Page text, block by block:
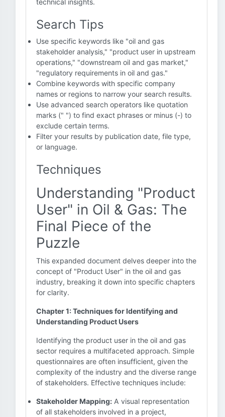
technical insights.
Search Tips
Use specific keywords like "oil and gas
stakeholder analysis," "product user in upstream
operations," "downstream oil and gas market,"
"regulatory requirements in oil and gas."
Combine keywords with specific company
names or regions to narrow your search results.
Use advanced search operators like quotation
marks (" ") to find exact phrases or minus (-) to
exclude certain terms.
Filter your results by publication date, file type,
or language.
Techniques
Understanding "Product
User" in Oil & Gas: The
Final Piece of the
Puzzle
This expanded document delves deeper into the
concept of "Product User" in the oil and gas
industry, breaking it down into specific chapters
for clarity.
Chapter 1: Techniques for Identifying and
Understanding Product Users
Identifying the product user in the oil and gas
sector requires a multifaceted approach. Simple
questionnaires are often insufficient, given the
complexity of the industry and the diverse range
of stakeholders. Effective techniques include:
Stakeholder Mapping: A visual representation
of all stakeholders involved in a project,